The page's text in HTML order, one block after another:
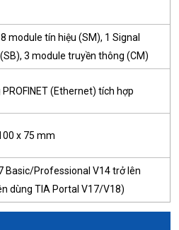
module tín hiệu (SM), 1 Signal
3 module truyền thông (CM)
PROFINET (Ethernet) tích hợp
x 75 mm
Basic/Professional V14 trở lên
dùng TIA Portal V17/V18)